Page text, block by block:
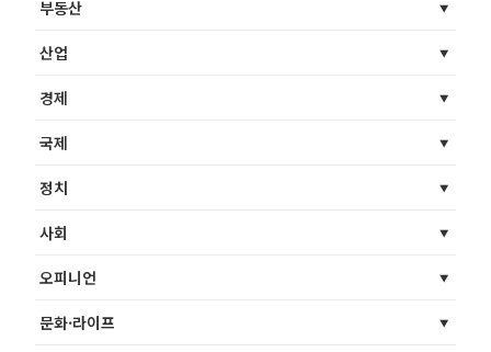
부동산
산업
경제
국제
정치
사회
오피니언
문화·라이프